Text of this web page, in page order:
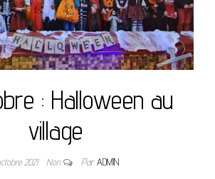
: Halloween au
village
2021 Non ParADMIN